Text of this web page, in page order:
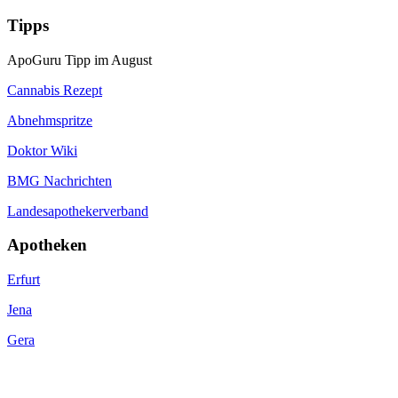
Tipps
ApoGuru Tipp im August
Cannabis Rezept
Abnehmspritze
Doktor Wiki
BMG Nachrichten
Landesapothekerverband
Apotheken
Erfurt
Jena
Gera